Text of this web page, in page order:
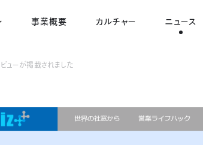
事業概要 カルチャー ニュース
ューが掲載されました